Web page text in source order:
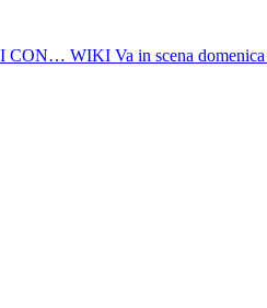
WIKI Va in scena